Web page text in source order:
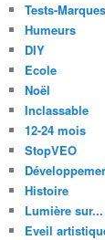
Tests-
Humeurs
DIY
Ecole
Noël
Inclassable
12-24 mois
StopVEO
Histoire
Lumière
Eveil